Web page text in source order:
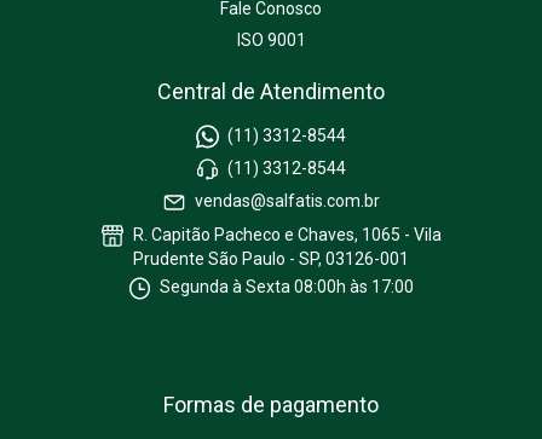
Fale Conosco
ISO 9001
Central de Atendimento
(11) 3312-8544
(11) 3312-8544
vendas@salfatis.com.br
R. Capitão Pacheco e Chaves, 1065 - Vila
Prudente São Paulo - SP, 03126-001
Segunda à Sexta 08:00h às 17:00
Formas de pagamento